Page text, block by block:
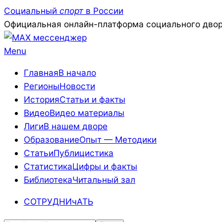
Skip
to
content
Социальный спорт в России
Официальная онлайн-платформа социального
Primary
Menu
Menu
ГлавнаяВ начало
РегионыНовости
ИсторияСтатьи и факты
ВидеоВидео материалы
ЛигиВ нашем дворе
ОбразованиеОпыт — Методики
СтатьиПублицистика
СтатистикаЦифры и факты
БиблиотекаЧитальный зал
СОТРУДНИчАТЬ